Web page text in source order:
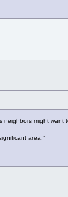
might want
area.”